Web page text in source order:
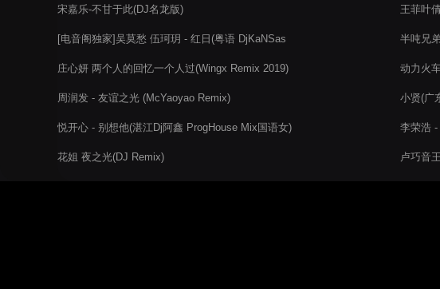
宋嘉乐-不甘于此(DJ名龙版)
[电音阁独家]吴莫愁 伍珂玥 - 红日(粤语 DjKaNSas
庄心妍 两个人的回忆一个人过(Wingx Remix 2019)
周润发 - 友谊之光 (McYaoyao Remix)
悦开心 - 别想他(湛江Dj阿鑫 ProgHouse Mix国语女)
花姐 夜之光(DJ Remix)
王菲叶
半吨兄
动力火
小贤(广
李荣浩
卢巧音